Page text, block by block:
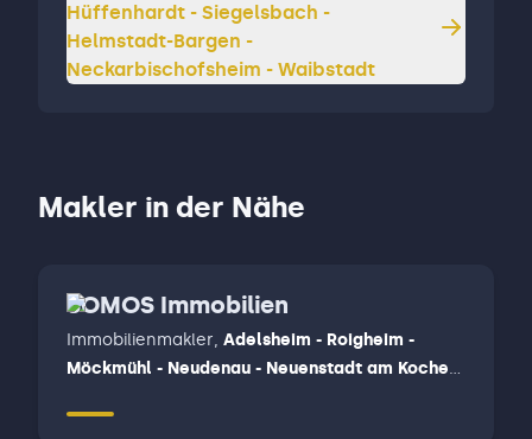
Hüffenhardt - Siegelsbach -
Helmstadt-Bargen -
Neckarbischofsheim - Waibstadt
Makler in der Nähe
SOMOS Immobilien
Immobilienmakler, Adelsheim - Roigheim -
Möckmühl - Neudenau - Neuenstadt am Kocher,